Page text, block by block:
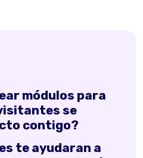
módulos para
se
contigo?
te ayudaran a